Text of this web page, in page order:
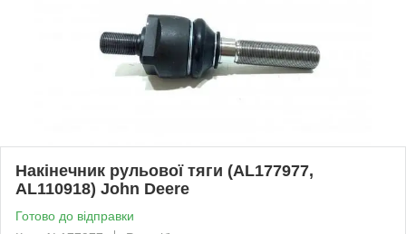
Накінечник рульової тяги (AL177977,
AL110918) John Deere
Готово до відправки